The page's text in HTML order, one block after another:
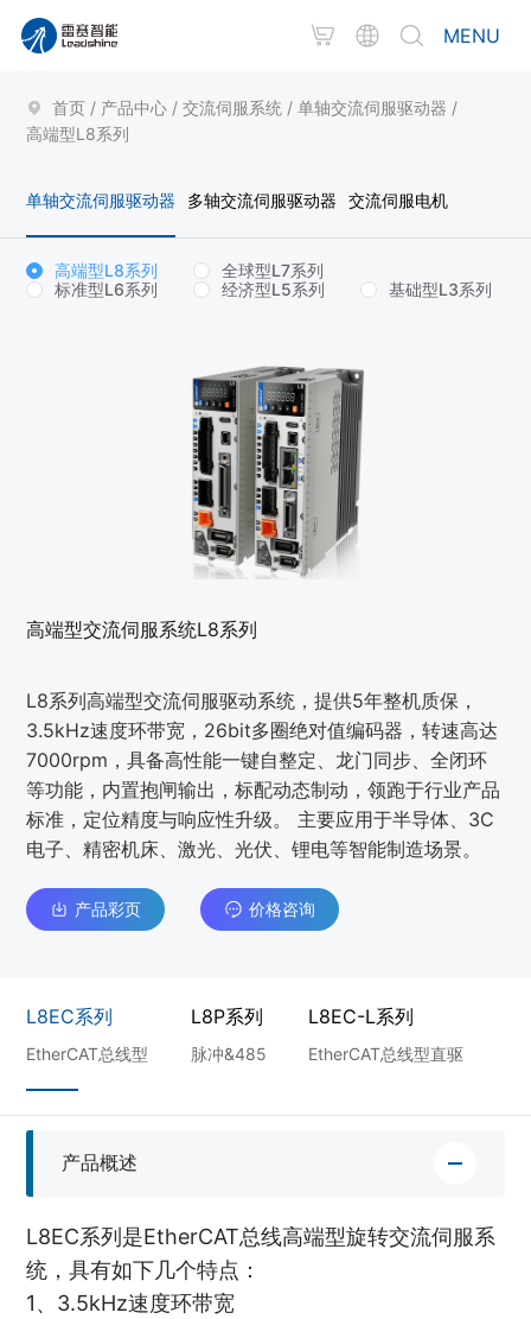
MENU
首页 / 产品中心 / 交流伺服系统 / 单轴交流伺服驱动器 /
高端型L8系列
单轴交流伺服驱动器 多轴交流伺服驱动器 交流伺服电机
高端型L8系列
全球型L7系列
标准型L6系列
经济型L5系列 基础型L3系列
高端型交流伺服系统L8系列
L8系列⾼端型交流伺服驱动系统，提供5年整机质保，
3.5kHz速度环带宽，26bit多圈绝对值编码器，转速高达
7000rpm，具备高性能一键自整定、龙门同步、全闭环
等功能，内置抱闸输出，标配动态制动，领跑于⾏业产品
标准，定位精度与响应性升级。 主要应⽤于半导体、3C
电⼦、精密机床、激光、光伏、锂电等智能制造场景。
产品彩页 价格咨询
L8EC系列
EtherCAT总线型
L8P系列
脉冲&485
L8EC-L系列
EtherCAT总线型直驱
产品概述
L8EC系列是EtherCAT总线高端型旋转交流伺服系
统，具有如下几个特点：
1、3.5kHz速度环带宽